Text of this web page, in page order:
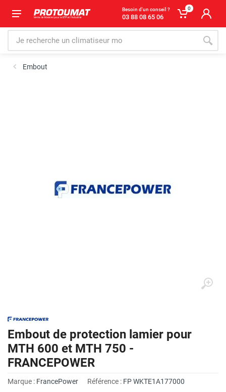
Besoin d'un conseil ?
03 88 08 65 06
0
Embout
Embout de protection lamier pour
MTH 600 et MTH 750 -
FRANCEPOWER
Marque : FrancePower Référence : FP WKTE1A177000